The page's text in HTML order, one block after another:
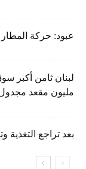
عبود: حركة
لبنان ثامن
مليون مقعد
بعد تراجع التغذية